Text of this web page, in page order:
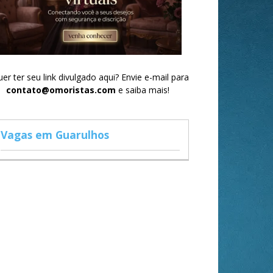
ter seu link divulgado aqui? Envie e-mail para
contato@omoristas.com e saiba mais!
Vagas em Guarulhos